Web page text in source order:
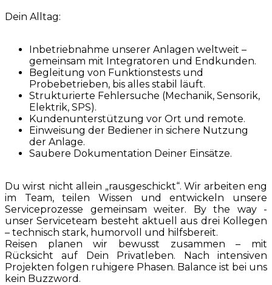
Dein Alltag:
Inbetriebnahme unserer Anlagen weltweit –
gemeinsam mit Integratoren und Endkunden.
Begleitung von Funktionstests und
Probebetrieben, bis alles stabil läuft.
Strukturierte Fehlersuche (Mechanik, Sensorik,
Elektrik, SPS).
Kundenunterstützung vor Ort und remote.
Einweisung der Bediener in sichere Nutzung
der Anlage.
Saubere Dokumentation Deiner Einsätze.
Du wirst nicht allein „rausgeschickt“. Wir arbeiten eng
im Team, teilen Wissen und entwickeln unsere
Serviceprozesse gemeinsam weiter. By the way -
unser Serviceteam besteht aktuell aus drei Kollegen
– technisch stark, humorvoll und hilfsbereit.
Reisen planen wir bewusst zusammen – mit
Rücksicht auf Dein Privatleben. Nach intensiven
Projekten folgen ruhigere Phasen. Balance ist bei uns
kein Buzzword.